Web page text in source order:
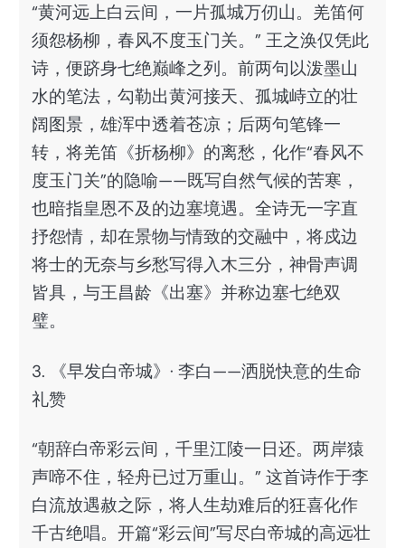
“黄河远上白云间，一片孤城万仞山。羌笛何
须怨杨柳，春风不度玉门关。” 王之涣仅凭此
诗，便跻身七绝巅峰之列。前两句以泼墨山
水的笔法，勾勒出黄河接天、孤城峙立的壮
阔图景，雄浑中透着苍凉；后两句笔锋一
转，将羌笛《折杨柳》的离愁，化作“春风不
度玉门关”的隐喻——既写自然气候的苦寒，
也暗指皇恩不及的边塞境遇。全诗无一字直
抒怨情，却在景物与情致的交融中，将戍边
将士的无奈与乡愁写得入木三分，神骨声调
皆具，与王昌龄《出塞》并称边塞七绝双
璧。
3. 《早发白帝城》· 李白——洒脱快意的生命
礼赞
“朝辞白帝彩云间，千里江陵一日还。两岸猿
声啼不住，轻舟已过万重山。” 这首诗作于李
白流放遇赦之际，将人生劫难后的狂喜化作
千古绝唱。开篇“彩云间”写尽白帝城的高远壮